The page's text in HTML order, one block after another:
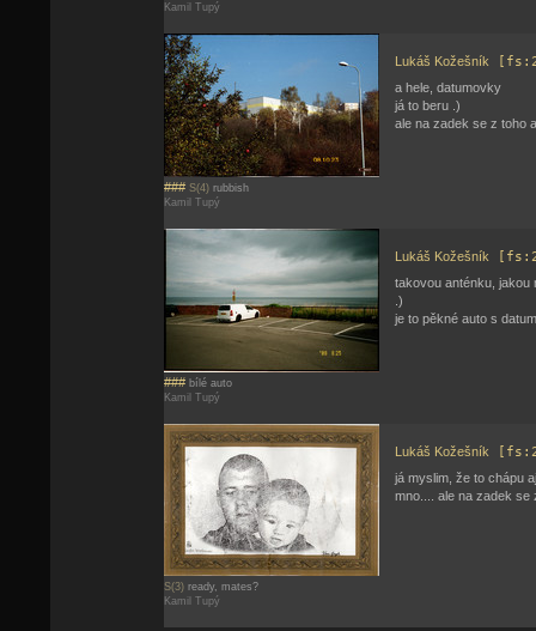
Kamil Tupý
### S(4) rubbish
Kamil Tupý
Lukáš Kožešník
a hele, datumovky
já to beru .)
ale na zadek se z toho
### bílé auto
Kamil Tupý
Lukáš Kožešník
takovou anténku, jakou
.)
je to pěkné auto s
S(3) ready, mates?
Kamil Tupý
Lukáš Kožešník
já myslim, že to chápu
mno.... ale na zadek se